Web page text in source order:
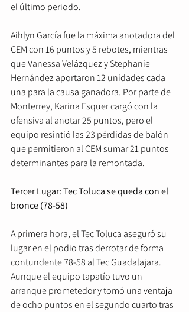
el último periodo.
Aihlyn García fue la máxima anotadora del
CEM con 16 puntos y 5 rebotes, mientras
que Vanessa Velázquez y Stephanie
Hernández aportaron 12 unidades cada
una para la causa ganadora. Por parte de
Monterrey, Karina Esquer cargó con la
ofensiva al anotar 25 puntos, pero el
equipo resintió las 23 pérdidas de balón
que permitieron al CEM sumar 21 puntos
determinantes para la remontada.
Tercer Lugar: Tec Toluca se queda con el
bronce (78-58)
A primera hora, el Tec Toluca aseguró su
lugar en el podio tras derrotar de forma
contundente 78-58 al Tec Guadalajara.
Aunque el equipo tapatío tuvo un
arranque prometedor y tomó una ventaja
de ocho puntos en el segundo cuarto tras